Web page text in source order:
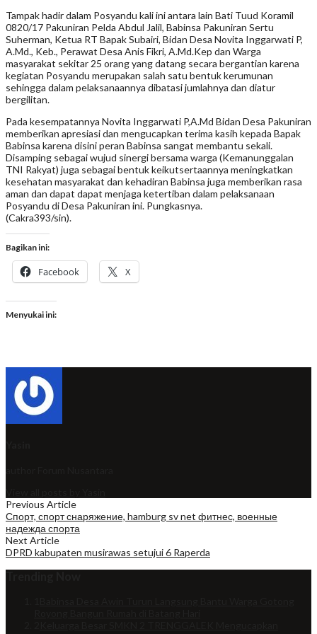
Tampak hadir dalam Posyandu kali ini antara lain Bati Tuud Koramil
0820/17 Pakuniran Pelda Abdul Jalil, Babinsa Pakuniran Sertu
Suherman, Ketua RT Bapak Subairi, Bidan Desa Novita Inggarwati P,
A.Md., Keb., Perawat Desa Anis Fikri, A.Md.Kep dan Warga
masyarakat sekitar 25 orang yang datang secara bergantian karena
kegiatan Posyandu merupakan salah satu bentuk kerumunan
sehingga dalam pelaksanaannya dibatasi jumlahnya dan diatur
bergilitan.
Pada kesempatannya Novita Inggarwati P,A.Md Bidan Desa Pakuniran
memberikan apresiasi dan mengucapkan terima kasih kepada Bapak
Babinsa karena disini peran Babinsa sangat membantu sekali.
Disamping sebagai wujud sinergi bersama warga (Kemanunggalan
TNI Rakyat) juga sebagai bentuk keikutsertaannya meningkatkan
kesehatan masyarakat dan kehadiran Babinsa juga memberikan rasa
aman dan dapat dapat menjaga ketertiban dalam pelaksanaan
Posyandu di Desa Pakuniran ini. Pungkasnya.
(Cakra393/sin).
Bagikan ini:
Facebook X
Menyukai ini:
Previous Article
Спорт, спорт снаряжение, hamburg sv net фитнес, военные
надежда спорта
Next Article
DPRD kabupaten musirawas setujui 6 Raperda